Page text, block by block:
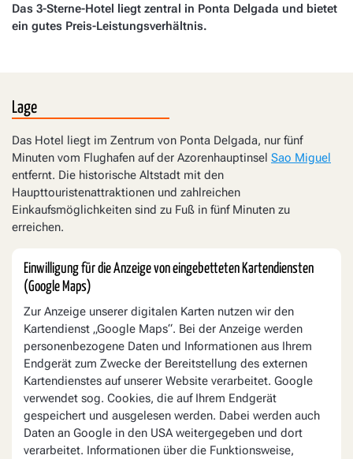
Das 3-Sterne-Hotel liegt zentral in Ponta Delgada und bietet
ein gutes Preis-Leistungsverhältnis.
Lage
Das Hotel liegt im Zentrum von Ponta Delgada, nur fünf
Minuten vom Flughafen auf der Azorenhauptinsel Sao Miguel
entfernt. Die historische Altstadt mit den
Haupttouristenattraktionen und zahlreichen
Einkaufsmöglichkeiten sind zu Fuß in fünf Minuten zu
erreichen.
Einwilligung für die Anzeige von eingebetteten Kartendiensten
(Google Maps)
Zur Anzeige unserer digitalen Karten nutzen wir den
Kartendienst „Google Maps“. Bei der Anzeige werden
personenbezogene Daten und Informationen aus Ihrem
Endgerät zum Zwecke der Bereitstellung des externen
Kartendienstes auf unserer Website verarbeitet. Google
verwendet sog. Cookies, die auf Ihrem Endgerät
gespeichert und ausgelesen werden. Dabei werden auch
Daten an Google in den USA weitergegeben und dort
verarbeitet. Informationen über die Funktionsweise,